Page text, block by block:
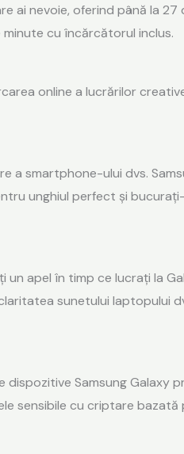
ai nevoie, oferind până la
cu încărcătorul inclus.
online a lucrărilor
smartphone-ului dvs.
unghiul perfect și
apel în timp ce lucrați la
sunetului laptopului
Samsung Galaxy
sensibile cu criptare bazată